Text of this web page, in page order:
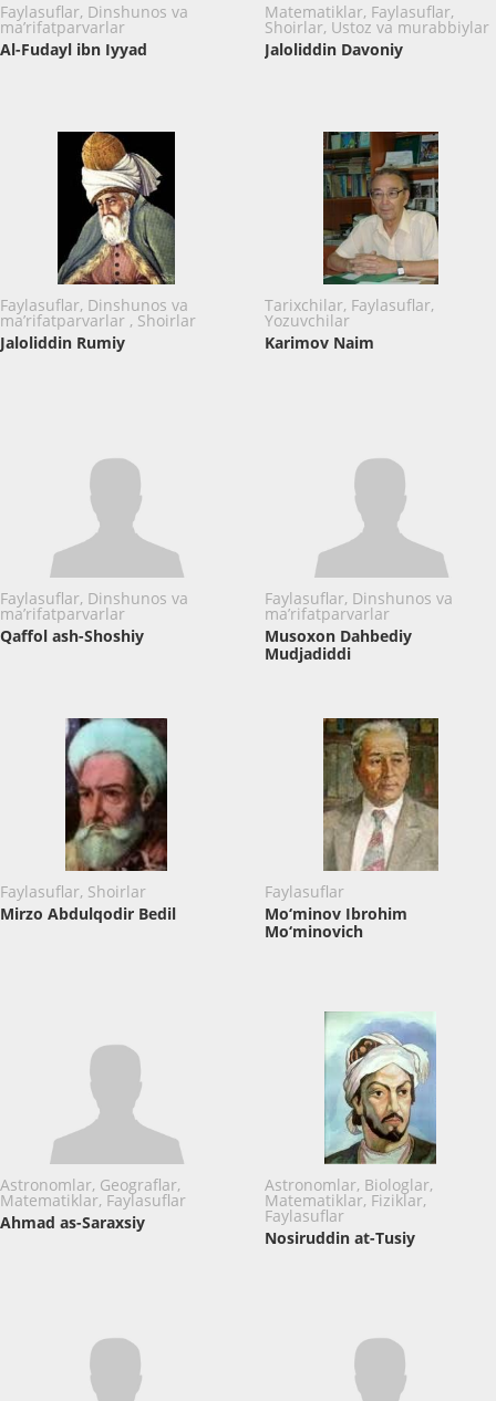
Faylasuflar, Dinshunos va
ma’rifatparvarlar
Al-Fudayl ibn Iyyad
Matematiklar, Faylasuflar,
Shoirlar, Ustoz va murabbiylar
Jaloliddin Davoniy
Faylasuflar, Dinshunos va
ma’rifatparvarlar , Shoirlar
Jaloliddin Rumiy
Tarixchilar, Faylasuflar,
Yozuvchilar
Karimov Naim
Faylasuflar, Dinshunos va
ma’rifatparvarlar
Qaffol ash-Shoshiy
Faylasuflar, Dinshunos va
ma’rifatparvarlar
Musoxon Dahbediy
Mudjadiddi
Faylasuflar, Shoirlar
Mirzo Abdulqodir Bedil
Faylasuflar
Mo‘minov Ibrohim
Mo‘minovich
Astronomlar, Geograflar,
Matematiklar, Faylasuflar
Ahmad as-Saraxsiy
Astronomlar, Biologlar,
Matematiklar, Fiziklar,
Faylasuflar
Nosiruddin at-Tusiy